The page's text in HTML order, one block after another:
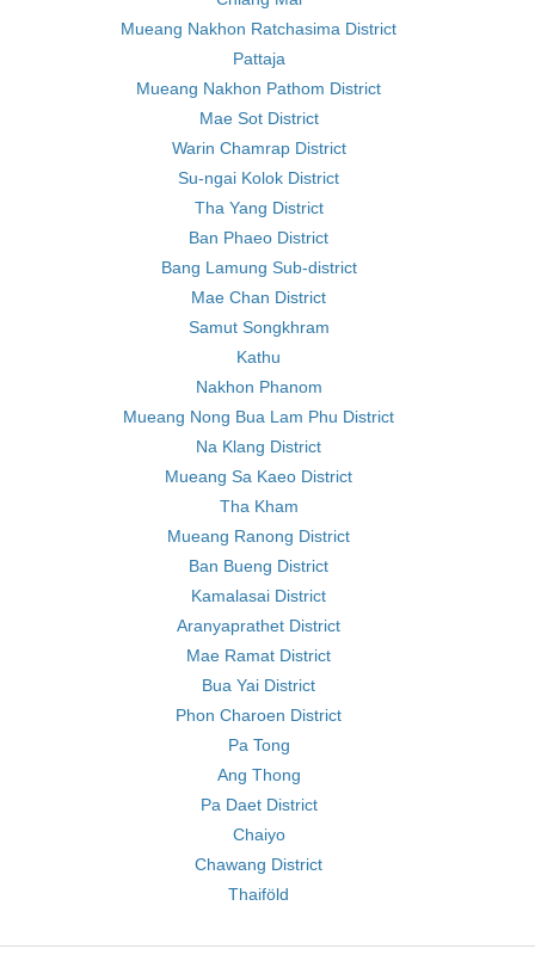
Mueang Nakhon Ratchasima District
Pattaja
Mueang Nakhon Pathom District
Mae Sot District
Warin Chamrap District
Su-ngai Kolok District
Tha Yang District
Ban Phaeo District
Bang Lamung Sub-district
Mae Chan District
Samut Songkhram
Kathu
Nakhon Phanom
Mueang Nong Bua Lam Phu District
Na Klang District
Mueang Sa Kaeo District
Tha Kham
Mueang Ranong District
Ban Bueng District
Kamalasai District
Aranyaprathet District
Mae Ramat District
Bua Yai District
Phon Charoen District
Pa Tong
Ang Thong
Pa Daet District
Chaiyo
Chawang District
Thaiföld